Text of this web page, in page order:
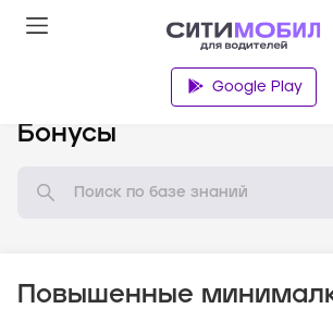
Google Play
Бонусы
Повышенные